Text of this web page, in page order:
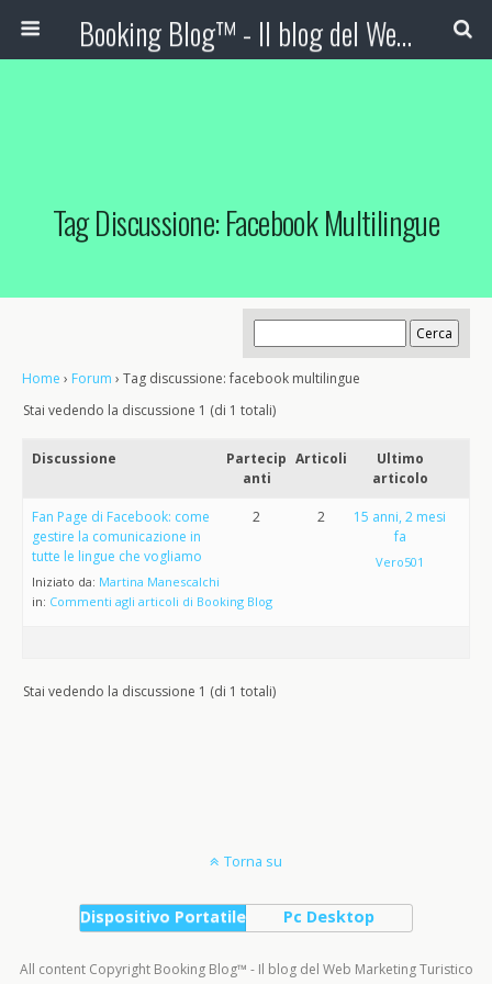
Booking Blog™ - Il blog del Web Marketing Turistico
Tag Discussione: Facebook Multilingue
Home › Forum › Tag discussione: facebook multilingue
Stai vedendo la discussione 1 (di 1 totali)
Discussione
Partecip
anti
Articoli
Ultimo
articolo
Fan Page di Facebook: come
gestire la comunicazione in
tutte le lingue che vogliamo
Iniziato da: Martina Manescalchi
in: Commenti agli articoli di Booking Blog
2 2
15 anni, 2 mesi
fa
Vero501
Stai vedendo la discussione 1 (di 1 totali)
Torna su
Dispositivo Portatile Pc Desktop
All content Copyright Booking Blog™ - Il blog del Web Marketing Turistico